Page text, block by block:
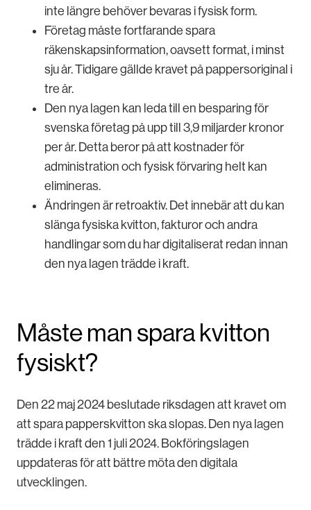
inte längre behöver bevaras i fysisk form.
Företag måste fortfarande spara
räkenskapsinformation, oavsett format, i minst
sju år. Tidigare gällde kravet på pappersoriginal i
tre år.
Den nya lagen kan leda till en besparing för
svenska företag på upp till 3,9 miljarder kronor
per år. Detta beror på att kostnader för
administration och fysisk förvaring helt kan
elimineras.
Ändringen är retroaktiv. Det innebär att du kan
slänga fysiska kvitton, fakturor och andra
handlingar som du har digitaliserat redan innan
den nya lagen trädde i kraft.
Måste man spara kvitton
fysiskt?
Den 22 maj 2024 beslutade riksdagen att kravet om
att spara papperskvitton ska slopas. Den nya lagen
trädde i kraft den 1 juli 2024. Bokföringslagen
uppdateras för att bättre möta den digitala
utvecklingen.